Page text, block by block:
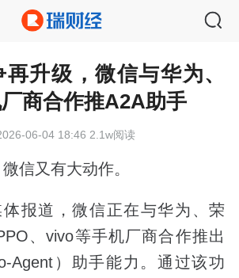
升级，微信与华为、
商合作推A2A助手
06-04 18:46 2.1w阅读
信又有大动作。
报道，微信正在与华为、荣
、vivo等手机厂商合作推出
Agent）助手能力。通过该功